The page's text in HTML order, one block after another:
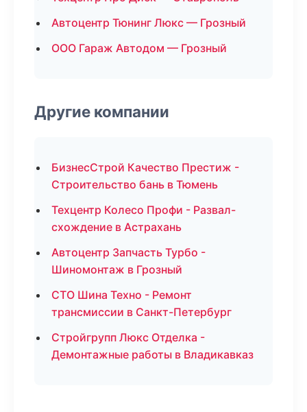
Автоцентр Тюнинг Люкс — Грозный
ООО Гараж Автодом — Грозный
Другие компании
БизнесСтрой Качество Престиж -
Строительство бань в Тюмень
Техцентр Колесо Профи - Развал-
схождение в Астрахань
Автоцентр Запчасть Турбо -
Шиномонтаж в Грозный
СТО Шина Техно - Ремонт
трансмиссии в Санкт-Петербург
Стройгрупп Люкс Отделка -
Демонтажные работы в Владикавказ